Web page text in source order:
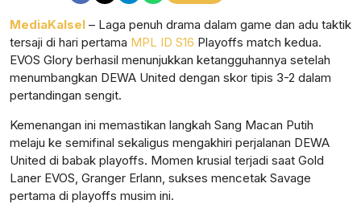
MediaKalsel – Laga penuh drama dalam game dan adu taktik
tersaji di hari pertama MPL ID S16 Playoffs match kedua.
EVOS Glory berhasil menunjukkan ketangguhannya setelah
menumbangkan DEWA United dengan skor tipis 3-2 dalam
pertandingan sengit.
Kemenangan ini memastikan langkah Sang Macan Putih
melaju ke semifinal sekaligus mengakhiri perjalanan DEWA
United di babak playoffs. Momen krusial terjadi saat Gold
Laner EVOS, Granger Erlann, sukses mencetak Savage
pertama di playoffs musim ini.